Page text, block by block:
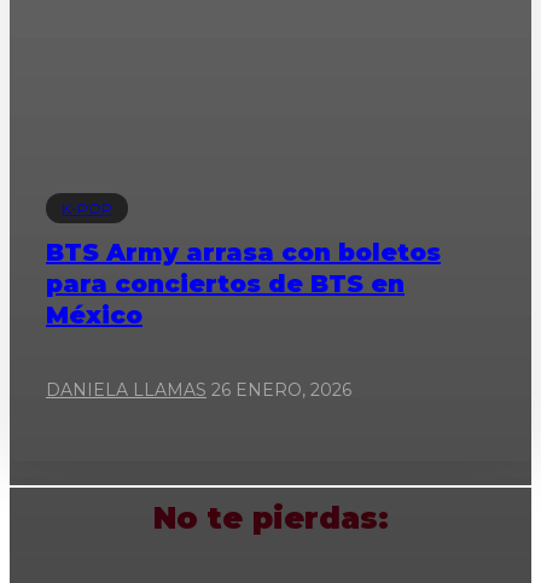
K-POP
BTS Army arrasa con boletos
para conciertos de BTS en
México
DANIELA LLAMAS 26 ENERO, 2026
No te pierdas: